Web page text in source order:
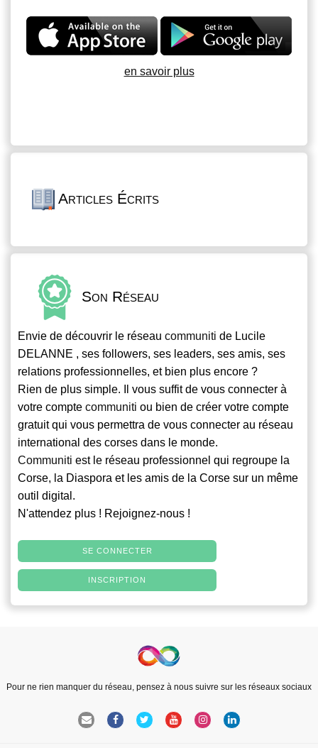
en savoir plus
Articles Écrits
Son Réseau
Envie de découvrir le réseau communiti de Lucile
DELANNE , ses followers, ses leaders, ses amis, ses
relations professionnelles, et bien plus encore ?
Rien de plus simple. Il vous suffit de vous connecter à
votre compte communiti ou bien de créer votre compte
gratuit qui vous permettra de vous connecter au réseau
international des corses dans le monde.
Communiti est le réseau professionnel qui regroupe la
Corse, la Diaspora et les amis de la Corse sur un même
outil digital.
N'attendez plus ! Rejoignez-nous !
SE CONNECTER
INSCRIPTION
Pour ne rien manquer du réseau, pensez à nous suivre sur les réseaux sociaux